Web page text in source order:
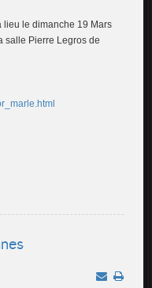
lieu le dimanche 19 Mars
salle Pierre Legros de